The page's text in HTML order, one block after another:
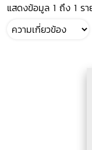
แสดงข้อมูล 1 ถึง 1 ร